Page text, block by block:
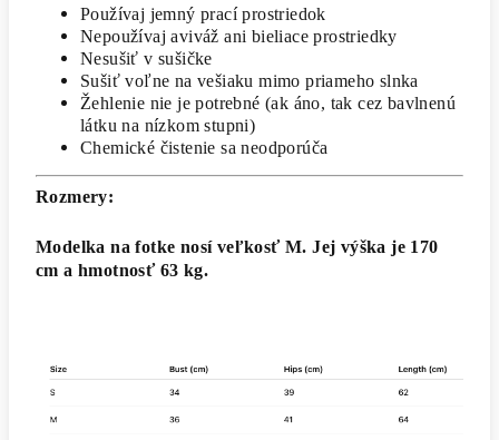
Používaj jemný prací prostriedok
Nepoužívaj aviváž ani bieliace prostriedky
Nesušiť v sušičke
Sušiť voľne na vešiaku mimo priameho slnka
Žehlenie nie je potrebné (ak áno, tak cez bavlnenú
látku na nízkom stupni)
Chemické čistenie sa neodporúča
Rozmery:
Modelka na fotke nosí veľkosť M. Jej výška je 170
cm a hmotnosť 63 kg.